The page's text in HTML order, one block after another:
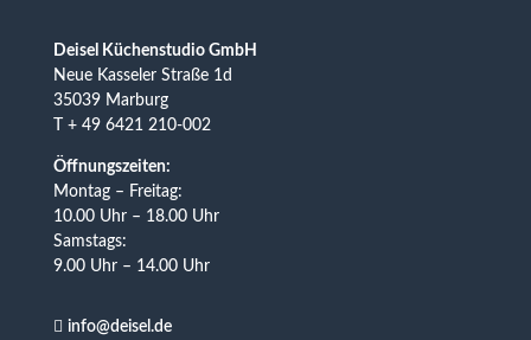
Deisel Küchenstudio GmbH
Neue Kasseler Straße 1d
35039 Marburg
T + 49 6421 210-002
Öffnungszeiten:
Montag – Freitag:
10.00 Uhr – 18.00 Uhr
Samstags:
9.00 Uhr – 14.00 Uhr
 info@deisel.de